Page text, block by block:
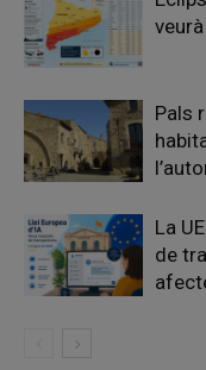
Pals
La
de